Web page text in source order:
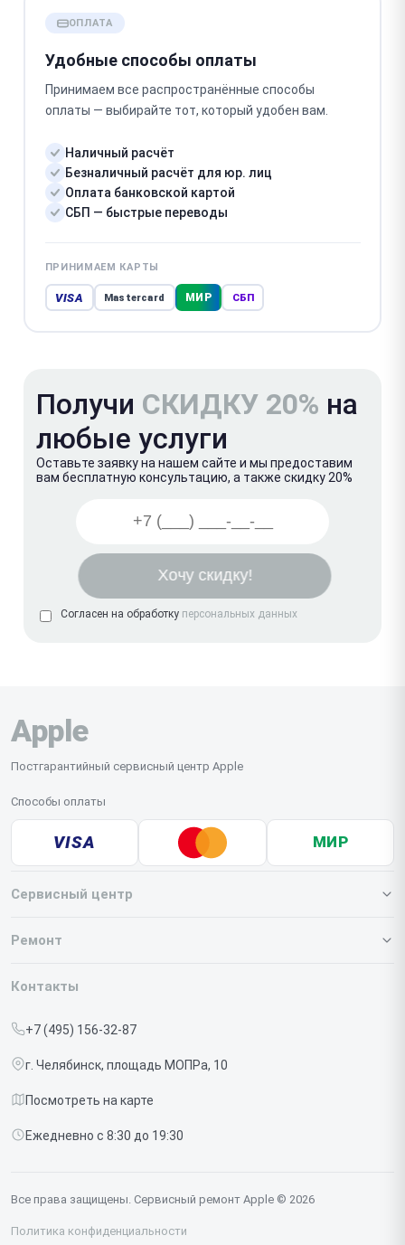
ОПЛАТА
Удобные способы оплаты
Принимаем все распространённые способы
оплаты — выбирайте тот, который удобен вам.
Наличный расчёт
Безналичный расчёт для юр. лиц
Оплата банковской картой
СБП — быстрые переводы
ПРИНИМАЕМ КАРТЫ
VISA Mastercard МИР СБП
Получи СКИДКУ 20% на
любые услуги
Оставьте заявку на нашем сайте и мы предоставим
вам бесплатную консультацию, а также скидку 20%
Согласен на обработку персональных данных
Apple
Постгарантийный сервисный центр Apple
Способы оплаты
VISA МИР
Сервисный центр
О нашем сервисе
Срочный ремонт
Доставка и способы оплаты
Диагностика
Контакты
Ремонт
Iphone
Studio Display
Контакты
+7 (495) 156-32-87
г. Челябинск, площадь МОПРа, 10
Посмотреть на карте
Ежедневно с 8:30 до 19:30
Все права защищены. Сервисный ремонт Apple © 2026
Политика конфиденциальности